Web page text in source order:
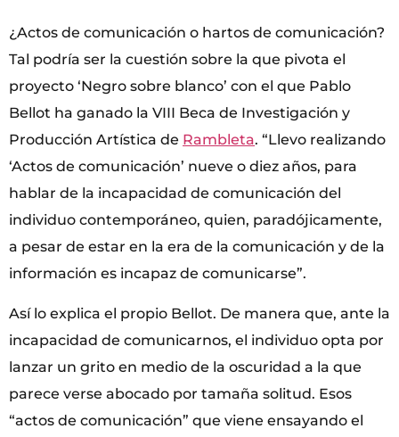
¿Actos de comunicación o hartos de comunicación?
Tal podría ser la cuestión sobre la que pivota el
proyecto ‘Negro sobre blanco’ con el que Pablo
Bellot ha ganado la VIII Beca de Investigación y
Producción Artística de Rambleta. “Llevo realizando
‘Actos de comunicación’ nueve o diez años, para
hablar de la incapacidad de comunicación del
individuo contemporáneo, quien, paradójicamente,
a pesar de estar en la era de la comunicación y de la
información es incapaz de comunicarse”.
Así lo explica el propio Bellot. De manera que, ante la
incapacidad de comunicarnos, el individuo opta por
lanzar un grito en medio de la oscuridad a la que
parece verse abocado por tamaña solitud. Esos
“actos de comunicación” que viene ensayando el